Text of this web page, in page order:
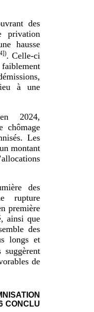
des
privation
hausse
). Celle-ci
à une
2024,
chômage
Les
montant
des
rupture
première
ainsi que
des
longs et
suggèrent
de
CONCLU